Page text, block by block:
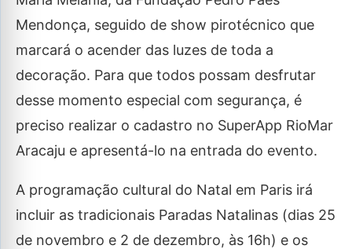
Mendonça, seguido de show pirotécnico que
marcará o acender das luzes de toda a
decoração. Para que todos possam desfrutar
desse momento especial com segurança, é
preciso realizar o cadastro no SuperApp RioMar
Aracaju e apresentá-lo na entrada do evento.
A programação cultural do Natal em Paris irá
incluir as tradicionais Paradas Natalinas (dias 25
de novembro e 2 de dezembro, às 16h) e os